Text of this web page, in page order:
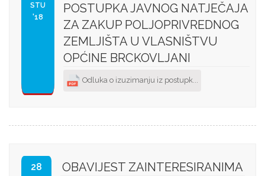
STU
'18
POSTUPKA JAVNOG NATJEČAJA
ZA ZAKUP POLJOPRIVREDNOG
ZEMLJIŠTA U VLASNIŠTVU
OPĆINE BRCKOVLJANI
Odluka o izuzimanju iz postupk...
28 OBAVIJEST ZAINTERESIRANIMA